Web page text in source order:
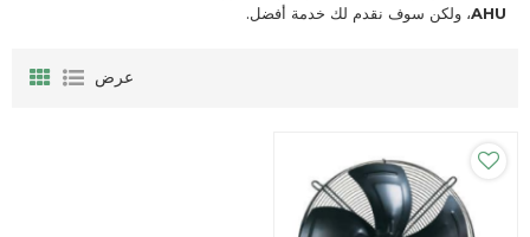
AHU، ولكن سوف نقدم لك خدمة أفضل.
عرض